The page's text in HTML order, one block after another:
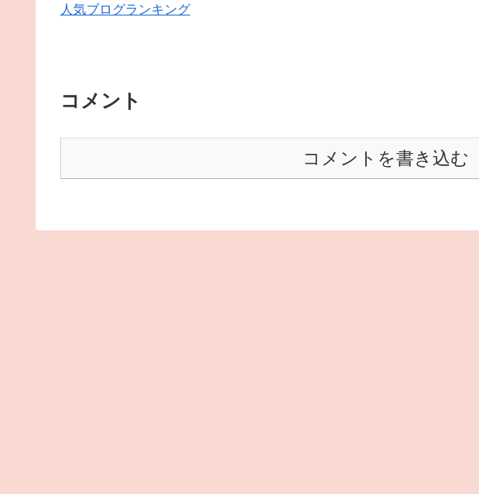
人気ブログランキング
コメント
コメントを書き込む